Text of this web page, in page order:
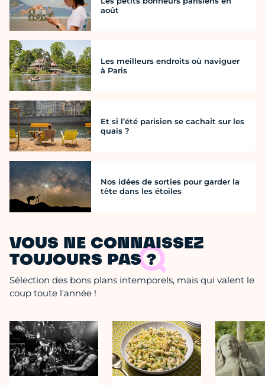
août
Les meilleurs endroits où naviguer
à Paris
Et si l’été parisien se cachait sur les
quais ?
Nos idées de sorties pour garder la
tête dans les étoiles
VOUS NE CONNAISSEZ
TOUJOURS PAS ?
Sélection des bons plans intemporels, mais qui valent le
coup toute l'année !